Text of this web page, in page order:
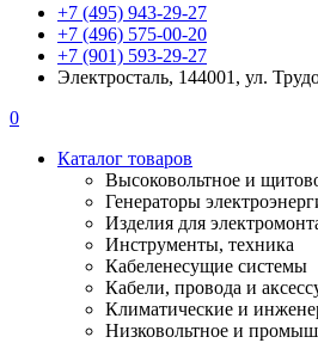
+7 (495) 943-29-27
+7 (496) 575-00-20
+7 (901) 593-29-27
Электросталь, 144001, ул.
0
Каталог товаров
Высоковольтное и
Генераторы
Изделия для
Инструменты, техника
Кабеленесущие системы
Кабели, провода и
Климатические и
Низковольтное и